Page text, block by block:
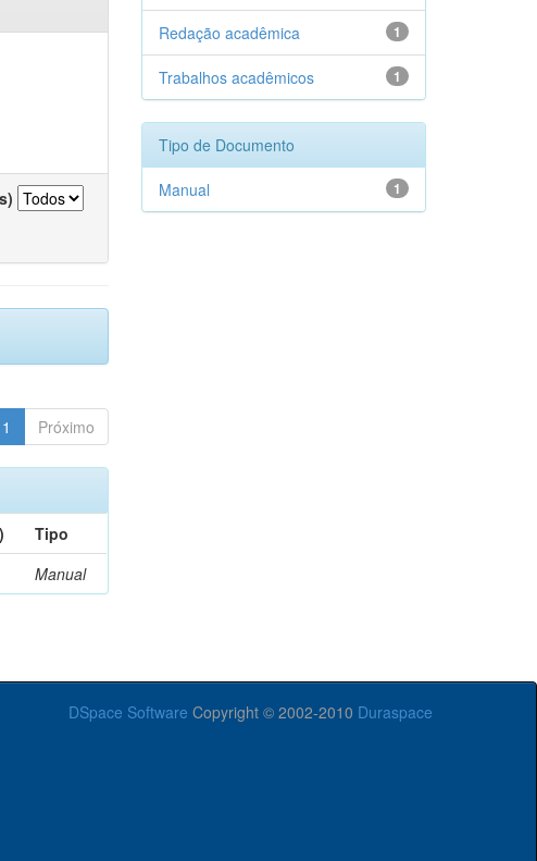
1 Próximo
Tipo
Manual
1
Redação acadêmica
1
Trabalhos acadêmicos
Tipo de Documento
1
Manual
DSpace Software Copyright © 2002-2010 Duraspace